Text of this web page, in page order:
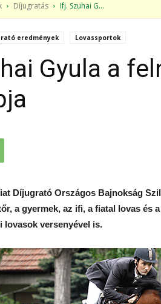
Díjugratás Ifj. Szuhai G...
eredmények Lovassportok
Gyula a
Díjugrató Országos Bajnokság
a gyermek, az ifi, a fiatal lovas és
lovasok versenyével is.